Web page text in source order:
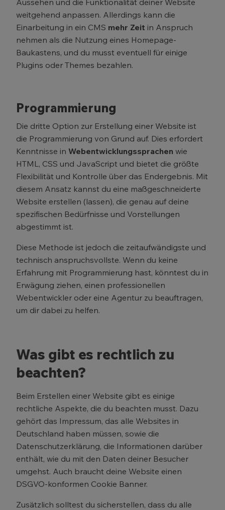
Aussehen und die Funktionalität deiner Website
weitgehend anpassen. Allerdings kann die
Einarbeitung in ein CMS mehr Zeit in Anspruch
nehmen als die Nutzung eines Homepage-
Baukastens, und du musst eventuell für einige
Plugins oder Themes bezahlen.
Programmierung
Die dritte Option zur Erstellung einer Website ist
die Programmierung von Grund auf. Dies erfordert
Kenntnisse in Webentwicklungssprachen wie
HTML, CSS und JavaScript und bietet die größte
Flexibilität und Kontrolle über das Endergebnis. Mit
diesem Ansatz kannst du eine maßgeschneiderte
Website erstellen (lassen), die genau auf deine
spezifischen Bedürfnisse und Vorstellungen
abgestimmt ist.
Diese Methode ist jedoch die zeitaufwändigste und
technisch anspruchsvollste. Wenn du keine
Erfahrung mit Programmierung hast, könntest du in
Erwägung ziehen, einen professionellen
Webentwickler oder eine Agentur zu beauftragen,
um dir dabei zu helfen.
Was gibt es rechtlich zu
beachten?
Beim Erstellen einer Website gibt es einige
rechtliche Aspekte, die du beachten musst. Dazu
gehört das Impressum, das alle Websites in
Deutschland haben müssen, sowie die
Datenschutzerklärung, die Informationen darüber
enthält, wie du mit den Daten deiner Besucher
umgehst. Auch braucht deine Website einen
DSGVO-konformen Cookie Banner.
Zusätzlich solltest du sicherstellen, dass du alle